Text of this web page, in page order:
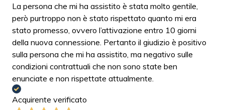
La persona che mi ha assistito è stata molto gentile,
però purtroppo non è stato rispettato quanto mi era
stato promesso, ovvero l’attivazione entro 10 giorni
della nuova connessione. Pertanto il giudizio è positivo
sulla persona che mi ha assistito, ma negativo sulle
condizioni contrattuali che non sono state ben
enunciate e non rispettate attualmente.
Acquirente verificato